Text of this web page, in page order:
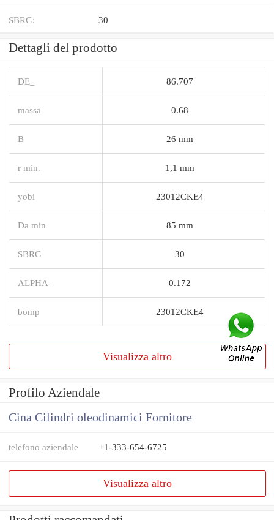
SBRG: 30
Dettagli del prodotto
DE_ 86.707
massa 0.68
B 26 mm
r min. 1,1 mm
yobi 23012CKE4
Da min 85 mm
SBRG 30
ALPHA_ 0.172
bomp 23012CKE4
Visualizza altro
Profilo Aziendale
Cina Cilindri oleodinamici Fornitore
telefono aziendale +1-333-654-6725
Visualizza altro